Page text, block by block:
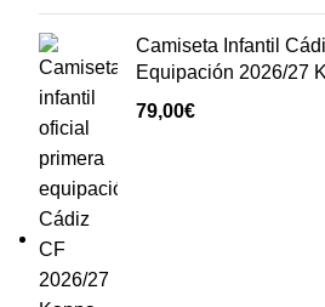
Camiseta Infantil
Equipación 2026/27
79,00€